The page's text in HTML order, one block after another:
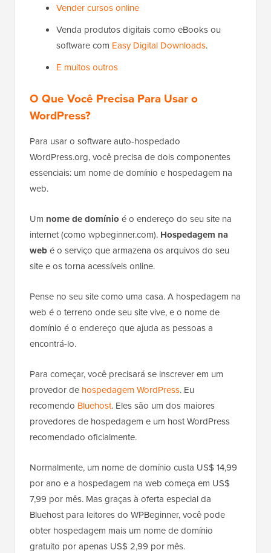
Vender cursos online
Venda produtos digitais como eBooks ou
software com Easy Digital Downloads.
E muitos outros
O Que Você Precisa Para Usar o
WordPress?
Para usar o software auto-hospedado
WordPress.org, você precisa de dois componentes
essenciais: um nome de domínio e hospedagem na
web.
Um nome de domínio é o endereço do seu site na
internet (como wpbeginner.com). Hospedagem na
webé o serviço que armazena os arquivos do seu
site e os torna acessíveis online.
Pense no seu site como uma casa. A hospedagem na
web é o terreno onde seu site vive, e o nome de
domínio é o endereço que ajuda as pessoas a
encontrá-lo.
Para começar, você precisará se inscrever em um
provedor de hospedagem WordPress. Eu
recomendo Bluehost. Eles são um dos maiores
provedores de hospedagem e um host WordPress
recomendado oficialmente.
Normalmente, um nome de domínio custa US$ 14,99
por ano e a hospedagem na web começa em US$
7,99 por mês. Mas graças à oferta especial da
Bluehost para leitores do WPBeginner, você pode
obter hospedagem mais um nome de domínio
gratuito por apenas US$ 2,99 por mês.